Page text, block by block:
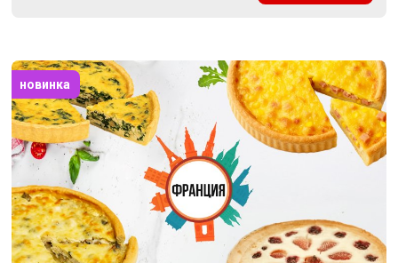
новинка